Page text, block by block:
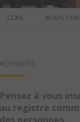
–
CCAS NOUS
ACTUALITÉS
Pensez à vous
au registre
des personnes